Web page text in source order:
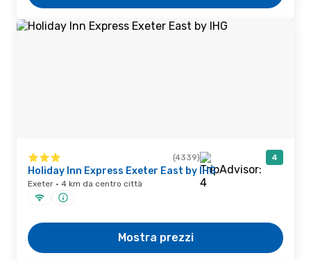
(4339) 4
Holiday Inn Express Exeter East by IHG
Exeter · 4 km da centro città
Mostra prezzi